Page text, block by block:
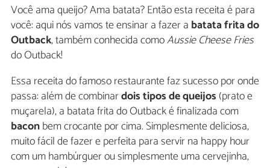
Você ama queijo? Ama batata? Então esta receita é para
você: aqui nós vamos te ensinar a fazer a batata frita do
Outback, também conhecida comoAussie Cheese Fries
do Outback!
Essa receita do famoso restaurante faz sucesso por onde
passa: além de combinardois tipos de queijos (prato e
muçarela), a batata frita do Outback é finalizada com
baconbem crocante por cima. Simplesmente deliciosa,
muito fácil de fazer e perfeita para servir na happy hour
com um hambúrguer ou simplesmente uma cervejinha,